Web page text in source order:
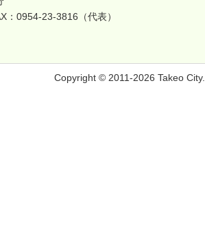
0954-23-3816（代表）
Copyright © 2011-2026 Takeo City.